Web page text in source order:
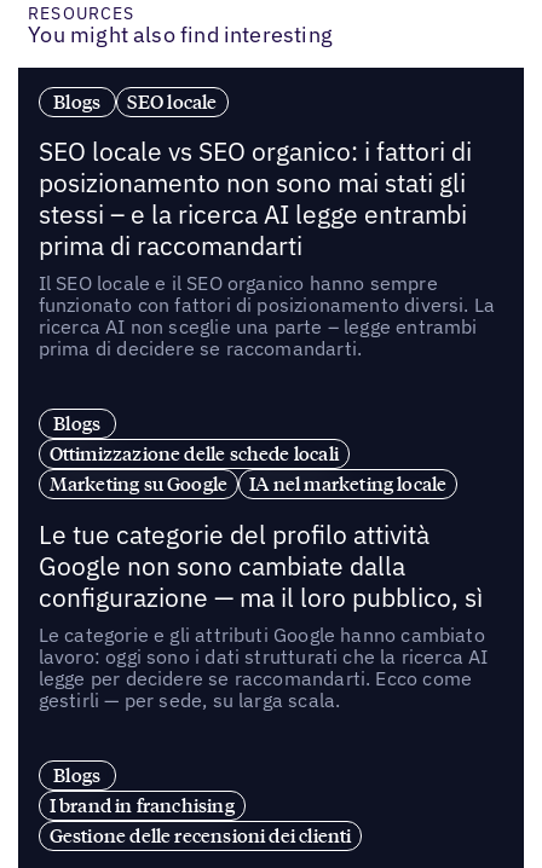
RESOURCES
You might also find interesting
Blogs SEO locale
SEO locale vs SEO organico: i fattori di
posizionamento non sono mai stati gli
stessi – e la ricerca AI legge entrambi
prima di raccomandarti
Il SEO locale e il SEO organico hanno sempre
funzionato con fattori di posizionamento diversi. La
ricerca AI non sceglie una parte – legge entrambi
prima di decidere se raccomandarti.
Blogs
Ottimizzazione delle schede locali
Marketing su Google
IA nel marketing locale
Le tue categorie del profilo attività
Google non sono cambiate dalla
configurazione — ma il loro pubblico, sì
Le categorie e gli attributi Google hanno cambiato
lavoro: oggi sono i dati strutturati che la ricerca AI
legge per decidere se raccomandarti. Ecco come
gestirli — per sede, su larga scala.
Blogs
I brand in franchising
Gestione delle recensioni dei clienti